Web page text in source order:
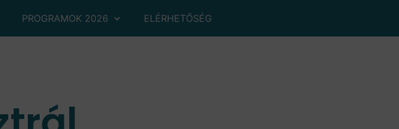
PROGRAMOK 2026 ELÉRHETŐSÉG